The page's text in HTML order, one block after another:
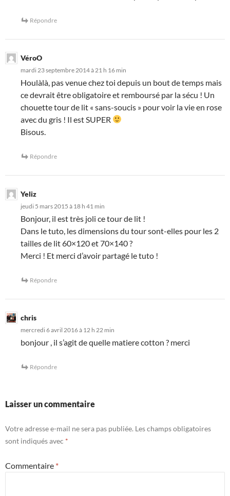
Répondre
VéroO
mardi 23 septembre 2014 à 21 h 16 min
Houlàlà, pas venue chez toi depuis un bout de temps mais
ce devrait être obligatoire et remboursé par la sécu ! Un
chouette tour de lit « sans-soucis » pour voir la vie en rose
avec du gris ! Il est SUPER
Bisous.
Répondre
Yeliz
jeudi 5 mars 2015 à 18 h 41 min
Bonjour, il est très joli ce tour de lit !
Dans le tuto, les dimensions du tour sont-elles pour les 2
tailles de lit 60×120 et 70×140 ?
Merci ! Et merci d’avoir partagé le tuto !
Répondre
chris
mercredi 6 avril 2016 à 12 h 22 min
bonjour , il s’agit de quelle matiere cotton ? merci
Répondre
Laisser un commentaire
Votre adresse e-mail ne sera pas publiée. Les champs obligatoires
sont indiqués avec *
Commentaire *